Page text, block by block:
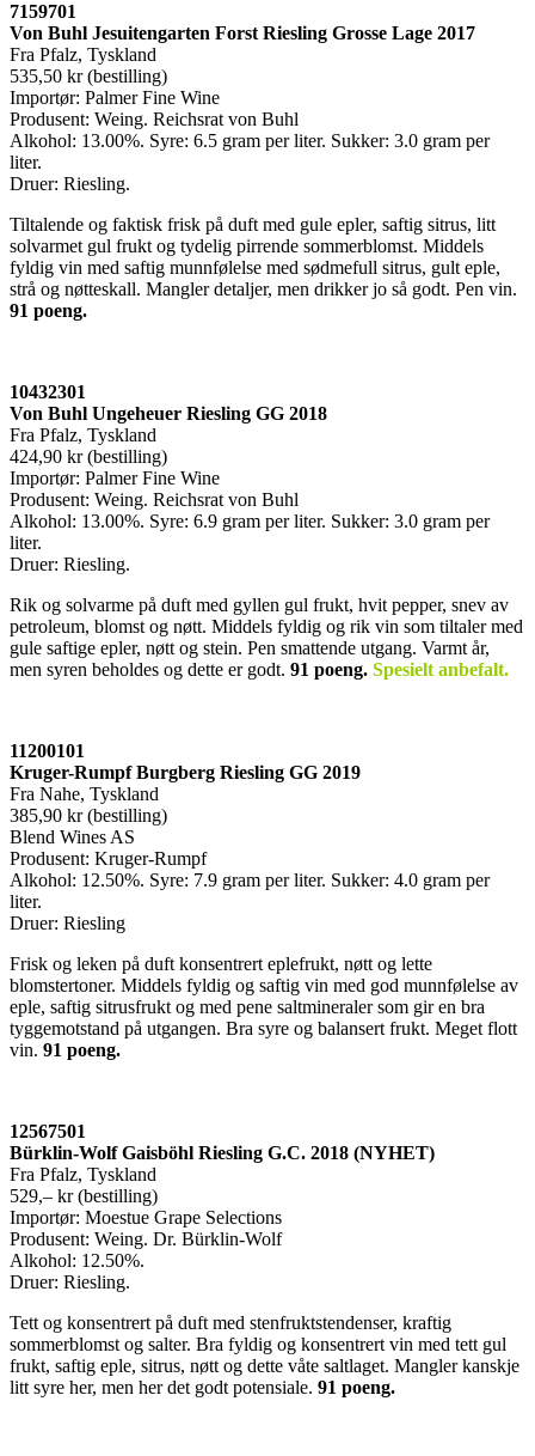
7159701
Von Buhl Jesuitengarten Forst Riesling Grosse Lage 2017
Fra Pfalz, Tyskland
535,50 kr (bestilling)
Importør: Palmer Fine Wine
Produsent: Weing. Reichsrat von Buhl
Alkohol: 13.00%. Syre: 6.5 gram per liter. Sukker: 3.0 gram per
liter.
Druer: Riesling.
Tiltalende og faktisk frisk på duft med gule epler, saftig sitrus, litt
solvarmet gul frukt og tydelig pirrende sommerblomst. Middels
fyldig vin med saftig munnfølelse med sødmefull sitrus, gult eple,
strå og nøtteskall. Mangler detaljer, men drikker jo så godt. Pen vin.
91 poeng.
10432301
Von Buhl Ungeheuer Riesling GG 2018
Fra Pfalz, Tyskland
424,90 kr (bestilling)
Importør: Palmer Fine Wine
Produsent: Weing. Reichsrat von Buhl
Alkohol: 13.00%. Syre: 6.9 gram per liter. Sukker: 3.0 gram per
liter.
Druer: Riesling.
Rik og solvarme på duft med gyllen gul frukt, hvit pepper, snev av
petroleum, blomst og nøtt. Middels fyldig og rik vin som tiltaler med
gule saftige epler, nøtt og stein. Pen smattende utgang. Varmt år,
men syren beholdes og dette er godt. 91 poeng. Spesielt anbefalt.
11200101
Kruger-Rumpf Burgberg Riesling GG 2019
Fra Nahe, Tyskland
385,90 kr (bestilling)
Blend Wines AS
Produsent: Kruger-Rumpf
Alkohol: 12.50%. Syre: 7.9 gram per liter. Sukker: 4.0 gram per
liter.
Druer: Riesling
Frisk og leken på duft konsentrert eplefrukt, nøtt og lette
blomstertoner. Middels fyldig og saftig vin med god munnfølelse av
eple, saftig sitrusfrukt og med pene saltmineraler som gir en bra
tyggemotstand på utgangen. Bra syre og balansert frukt. Meget flott
vin. 91 poeng.
12567501
Bürklin-Wolf Gaisböhl Riesling G.C. 2018 (NYHET)
Fra Pfalz, Tyskland
529,– kr (bestilling)
Importør: Moestue Grape Selections
Produsent: Weing. Dr. Bürklin-Wolf
Alkohol: 12.50%.
Druer: Riesling.
Tett og konsentrert på duft med stenfruktstendenser, kraftig
sommerblomst og salter. Bra fyldig og konsentrert vin med tett gul
frukt, saftig eple, sitrus, nøtt og dette våte saltlaget. Mangler kanskje
litt syre her, men her det godt potensiale. 91 poeng.